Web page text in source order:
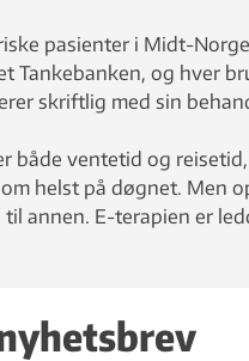
pasienter i Midt-
Tankebanken, og hver
skriftlig med sin
både ventetid og
helst på døgnet. Men
annen. E-terapien er